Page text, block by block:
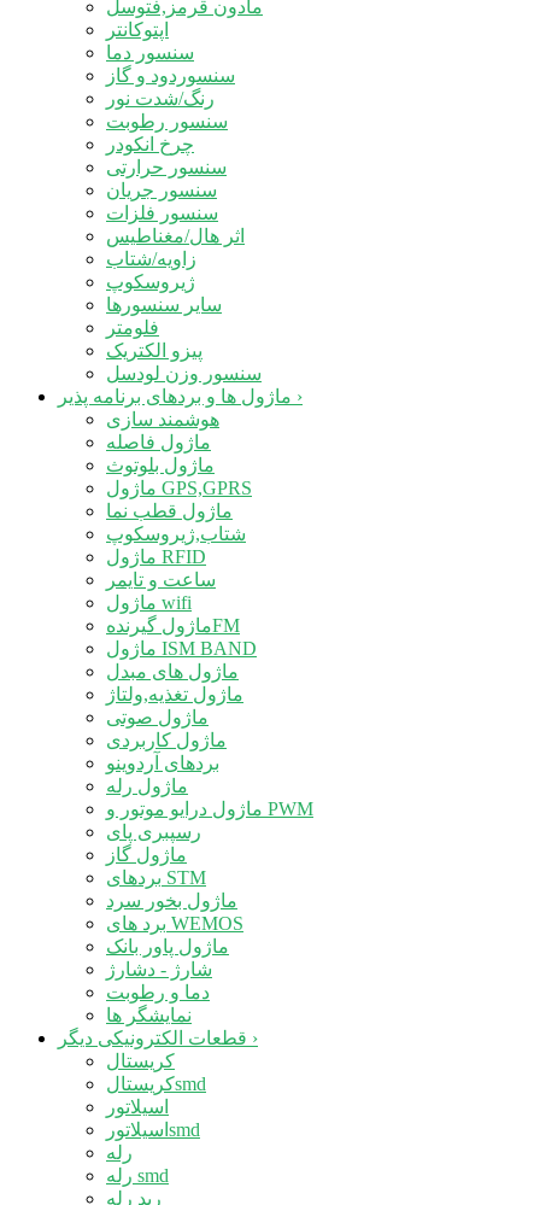
مادون قرمز,فتوسل
اپتوکانتر
سنسور دما
سنسوردود و گاز
رنگ/شدت نور
سنسور رطوبت
چرخ انکودر
سنسور حرارتی
سنسور جریان
سنسور فلزات
اثر هال/مغناطیس
زاویه/شتاب
ژیروسکوپ
سایر سنسورها
فلومتر
پیزو الکتریک
سنسور وزن لودسل
›
هوشمند سازی
ماژول فاصله
ماژول بلوتوث
ماژول GPS,GPRS
ماژول قطب نما
شتاب,ژیروسکوپ
ماژول RFID
ساعت و تایمر
ماژول wifi
ماژول گیرندهFM
ماژول ISM BAND
ماژول های مبدل
ماژول تغذیه,ولتاژ
ماژول صوتی
ماژول کاربردی
بردهای آردوینو
ماژول رله
ماژول درایو موتور و PWM
رسپبری پای
ماژول گاز
بردهای STM
ماژول بخور سرد
برد های WEMOS
ماژول پاور بانک
شارژ - دشارژ
دما و رطوبت
نمایشگر ها
›
کریستال
کریستالsmd
اسیلاتور
اسیلاتورsmd
رله
رله smd
رید رله